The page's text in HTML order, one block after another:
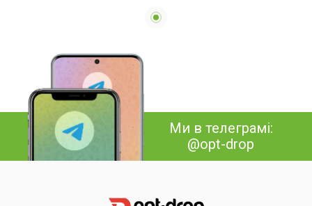
Ми в телеграмі:
@opt-drop